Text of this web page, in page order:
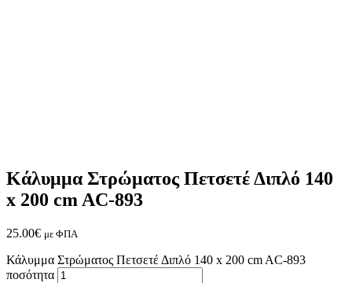
Κάλυμμα Στρώματος Πετσετέ Διπλό 140
x 200 cm AC-893
25.00€ με ΦΠΑ
Κάλυμμα Στρώματος Πετσετέ Διπλό 140 x 200 cm AC-893
ποσότητα